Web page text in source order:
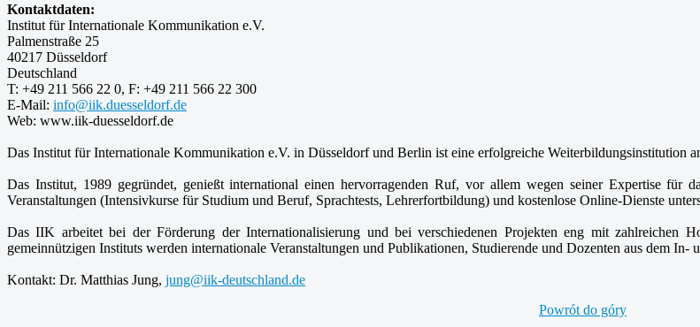
Kontaktdaten:
Institut für Internationale Kommunikation e.V.
Palmenstraße 25
40217 Düsseldorf
Deutschland
T: +49 211 566 22 0, F: +49 211 566 22 300
E-Mail: info@iik.duesseldorf.de
Web: www.iik-duesseldorf.de
Das Institut für Internationale Kommunikation e.V. in Düsseldorf und Berlin ist eine erfolgreiche Weiterbildungsinstitution
Das Institut, 1989 gegründet, genießt international einen hervorragenden Ruf, vor allem wegen seiner Expertise für
Veranstaltungen (Intensivkurse für Studium und Beruf, Sprachtests, Lehrerfortbildung) und kostenlose Online-Dienste
Das IIK arbeitet bei der Förderung der Internationalisierung und bei verschiedenen Projekten eng mit zahlreichen
gemeinnützigen Instituts werden internationale Veranstaltungen und Publikationen, Studierende und Dozenten aus dem In-
Kontakt: Dr. Matthias Jung, jung@iik-deutschland.de
Powrót do góry